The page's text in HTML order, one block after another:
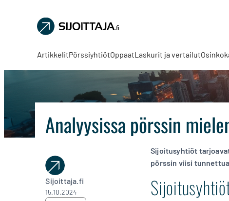
Sijoittaja.fi
Tee
sijoituspäätöksiä
ArtikkelitPörssiyhtiötOppaatLaskurit ja vertailut
Analyysissa pörssin
Sijoittaja.fi
15.10.2024
Sijoitusyhtiöt
pörssin viisi